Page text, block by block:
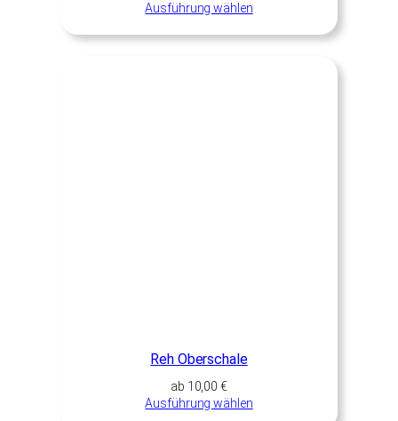
Ausführung wählen
Reh Oberschale
ab 10,00€
Ausführung wählen